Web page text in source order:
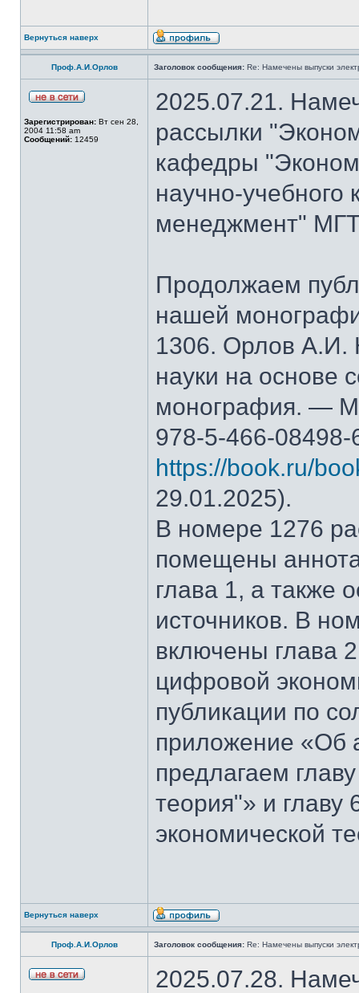
Вернуться наверх
Проф.А.И.Орлов Заголовок сообщения: Re: Намечены выпуски
Зарегистрирован: Вт сен 28,
2004 11:58 am
Сообщений: 12459
2025.07.21.
рассылки
кафедры
научно-
менеджмент"
Продолжаем
нашей
1306. Орлов А.И.
науки на основе
монография. —
978-5-466-
https://book.ru/
29.01.2025).
В номере 1276
помещены
глава 1, а также
источников. В
включены глава
цифровой
публикации по
приложение «Об
предлагаем
теория"» и главу
экономической
Вернуться наверх
Проф.А.И.Орлов Заголовок сообщения: Re: Намечены выпуски
2025.07.28.